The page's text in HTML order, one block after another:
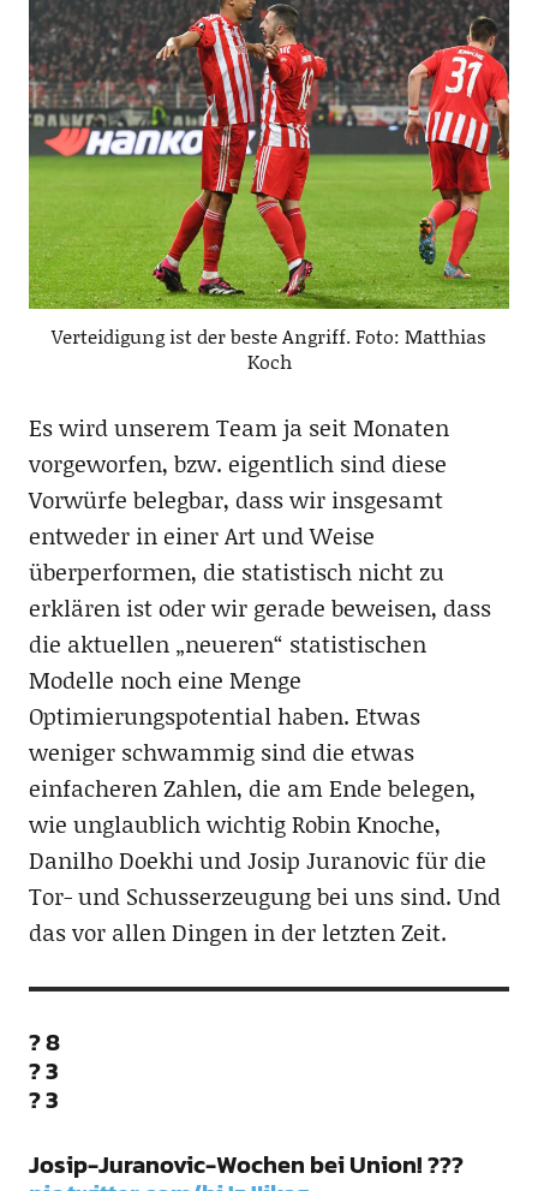
Verteidigung ist der beste Angriff. Foto: Matthias
Koch
Es wird unserem Team ja seit Monaten
vorgeworfen, bzw. eigentlich sind diese
Vorwürfe belegbar, dass wir insgesamt
entweder in einer Art und Weise
überperformen, die statistisch nicht zu
erklären ist oder wir gerade beweisen, dass
die aktuellen „neueren“ statistischen
Modelle noch eine Menge
Optimierungspotential haben. Etwas
weniger schwammig sind die etwas
einfacheren Zahlen, die am Ende belegen,
wie unglaublich wichtig Robin Knoche,
Danilho Doekhi und Josip Juranovic für die
Tor- und Schusserzeugung bei uns sind. Und
das vor allen Dingen in der letzten Zeit.
? 8
? 3
? 3
Josip-Juranovic-Wochen bei Union! ???